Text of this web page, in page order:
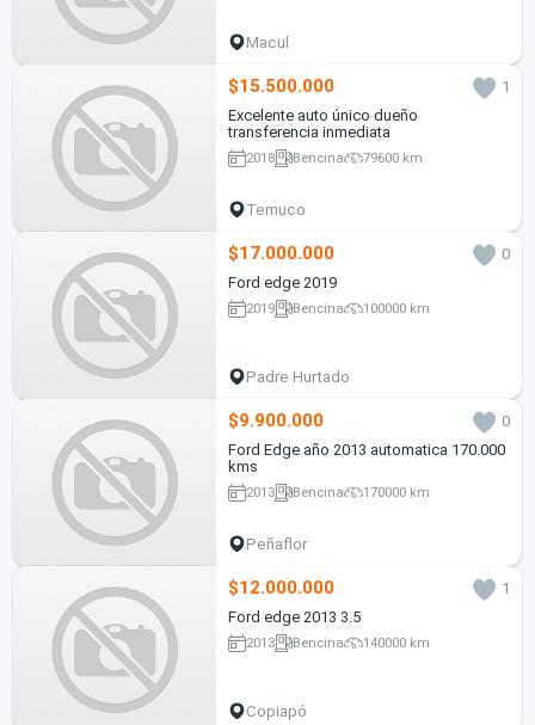
Macul
$15.500.000
1
Excelente auto único dueño
transferencia inmediata
2018 Bencina 79600 km
Temuco
$17.000.000
0
Ford edge 2019
2019 Bencina 100000 km
Padre Hurtado
$9.900.000
0
Ford Edge año 2013 automatica 170.000
kms
2013 Bencina 170000 km
Peñaflor
$12.000.000
1
Ford edge 2013 3.5
2013 Bencina 140000 km
Copiapó